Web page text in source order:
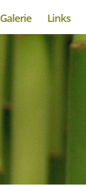
Galerie Links